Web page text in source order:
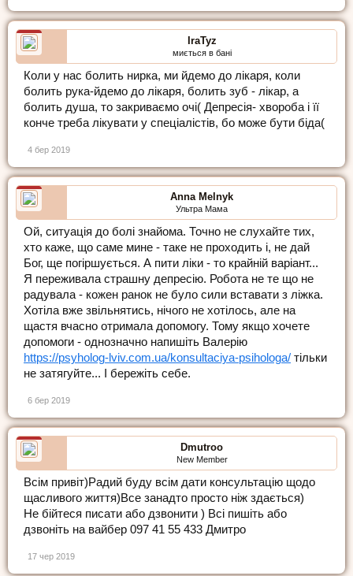
IraTyz
миється в бані
Коли у нас болить нирка, ми йдемо до лікаря, коли
болить рука-йдемо до лікаря, болить зуб - лікар, а
болить душа, то закриваємо очі( Депресія- хвороба і її
конче треба лікувати у спеціалістів, бо може бути біда(
4 бер 2019
Anna Melnyk
Ультра Мама
Ой, ситуація до болі знайома. Точно не слухайте тих,
хто каже, що саме мине - таке не проходить і, не дай
Бог, ще погіршується. А пити ліки - то крайній варіант...
Я переживала страшну депресію. Робота не те що не
радувала - кожен ранок не було сили вставати з ліжка.
Хотіла вже звільнятись, нічого не хотілось, але на
щастя вчасно отримала допомогу. Тому якщо хочете
допомоги - однозначно напишіть Валерію
https://psyholog-lviv.com.ua/konsultaciya-psihologa/ тільки
не затягуйте... І бережіть себе.
6 бер 2019
Dmutroo
New Member
Всім привіт)Радий буду всім дати консультацію щодо
щасливого життя)Все занадто просто ніж здається)
Не бійтеся писати або дзвонити ) Всі пишіть або
дзвоніть на вайбер 097 41 55 433 Дмитро
17 чер 2019